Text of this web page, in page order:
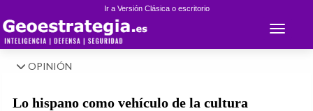
Ir a Versión Clásica o escritorio
Toggle
OPINIÓN
Lo hispano como vehículo de la cultura